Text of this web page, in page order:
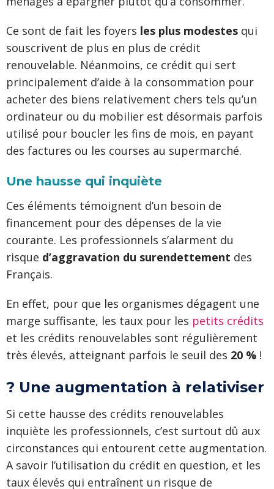
Ce sont de fait les foyers les plus modestes qui
souscrivent de plus en plus de crédit
renouvelable. Néanmoins, ce crédit qui sert
principalement d’aide à la consommation pour
acheter des biens relativement chers tels qu’un
ordinateur ou du mobilier est désormais parfois
utilisé pour boucler les fins de mois, en payant
des factures ou les courses au supermarché.
Une hausse qui inquiète
Ces éléments témoignent d’un besoin de
financement pour des dépenses de la vie
courante. Les professionnels s’alarment du
risque d’aggravation du surendettement des
Français.
En effet, pour que les organismes dégagent une
marge suffisante, les taux pour les petits crédits
et les crédits renouvelables sont régulièrement
très élevés, atteignant parfois le seuil des 20 % !
? Une augmentation à relativiser
Si cette hausse des crédits renouvelables
inquiète les professionnels, c’est surtout dû aux
circonstances qui entourent cette augmentation.
A savoir l’utilisation du crédit en question, et les
taux élevés qui entraînent un risque de